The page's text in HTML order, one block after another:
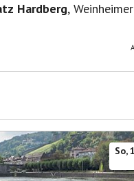
Hardberg,
So,